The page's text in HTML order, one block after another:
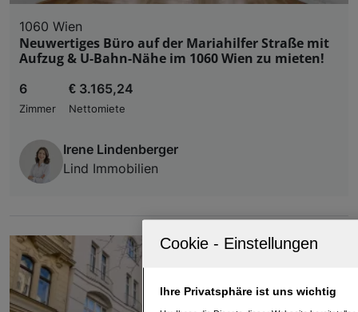
1060 Wien
Neuwertiges Büro auf der Mariahilfer Straße mit
Aufzug & U-Bahn-Nähe im 1060 Wien zu mieten!
6
Zimmer
€ 3.165,24
Nettomiete
Irene Lindenberger
Lind Immobilien
Ihre Privatsphäre ist uns wichtig